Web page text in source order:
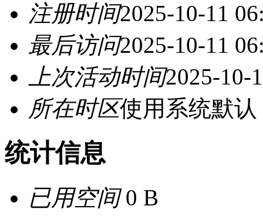
注册时间2025-10-11
最后访问2025-10-11
上次活动时间2025-10-
所在时区使用系统默认
统计信息
已用空间0 B